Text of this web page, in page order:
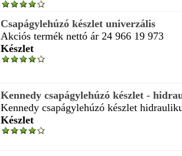
Csapágylehúzó készlet univerzális
Akciós termék nettó ár 24 966 19 973
Készlet
Kennedy csapágylehúzó készlet -
Kennedy csapágylehúzó készlet
Készlet